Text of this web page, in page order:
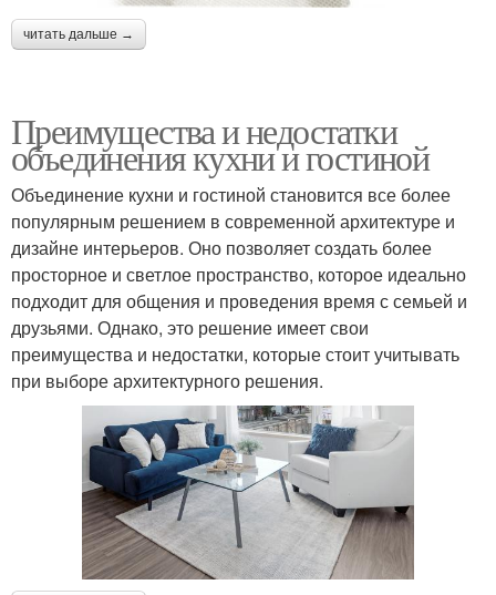
читать дальше →
Преимущества и недостатки
объединения кухни и гостиной
Объединение кухни и гостиной становится все более
популярным решением в современной архитектуре и
дизайне интерьеров. Оно позволяет создать более
просторное и светлое пространство, которое идеально
подходит для общения и проведения время с семьей и
друзьями. Однако, это решение имеет свои
преимущества и недостатки, которые стоит учитывать
при выборе архитектурного решения.